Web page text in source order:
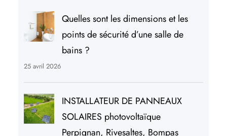
Quelles sont les dimensions et les
points de sécurité d’une salle de
bains ?
25 avril 2026
INSTALLATEUR DE PANNEAUX
SOLAIRES photovoltaïque
Perpignan, Rivesaltes, Bompas